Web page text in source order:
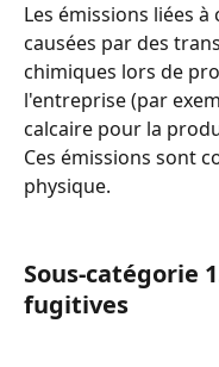
Les émissions liées
causées par des
chimiques lors de
l'entreprise (par
calcaire pour la
Ces émissions sont
physique.
Sous-catégorie
fugitives